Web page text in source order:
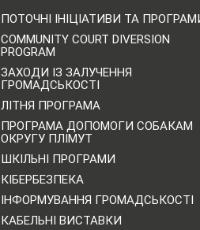
ПОТОЧНІ ІНІЦІАТИВИ ТА
COMMUNITY COURT DIVERSION
PROGRAM
ЗАХОДИ ІЗ ЗАЛУЧЕННЯ
ГРОМАДСЬКОСТІ
ЛІТНЯ ПРОГРАМА
ПРОГРАМА ДОПОМОГИ СОБАКАМ
ОКРУГУ ПЛІМУТ
ШКІЛЬНІ ПРОГРАМИ
КІБЕРБЕЗПЕКА
ІНФОРМУВАННЯ ГРОМАДСЬКОСТІ
КАБЕЛЬНІ ВИСТАВКИ